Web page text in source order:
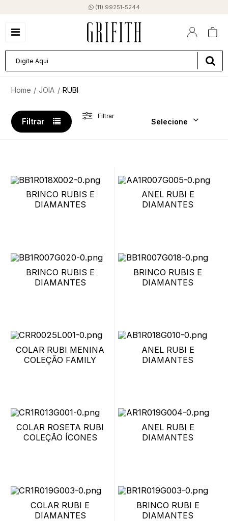
(11) 99251-5244
JOIA RUBI
Filtrar
Filtrar
Selecione
BRINCO RUBIS E
DIAMANTES
ANEL RUBI E
DIAMANTES
BRINCO RUBIS E
DIAMANTES
BRINCO RUBIS E
DIAMANTES
COLAR RUBI MENINA
COLEÇÃO FAMILY
ANEL RUBI E
DIAMANTES
COLAR ROSETA RUBI
COLEÇÃO ÍCONES
ANEL RUBI E
DIAMANTES
COLAR RUBI E
DIAMANTES
BRINCO RUBI E
DIAMANTES